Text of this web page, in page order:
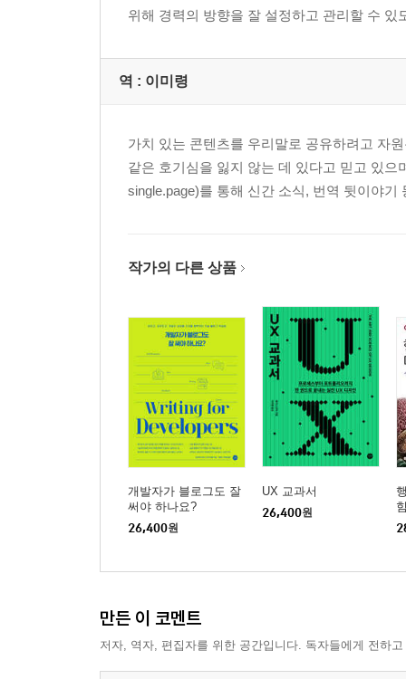
위해 경력의 방향을 잘 설정하고 관리할 수 있
역 : 이미령
가치 있는 콘텐츠를 우리말로 공유하려고 자
같은 호기심을 잃지 않는 데 있다고 믿고 있
single.page)를 통해 신간 소식, 번역 뒷이야
작가의 다른 상품
개발자가 블로그도 잘
써야 하나요?
26,400원
UX 교과서
26,400원
만든 이 코멘트
저자, 역자, 편집자를 위한 공간입니다. 독자들에게 전하